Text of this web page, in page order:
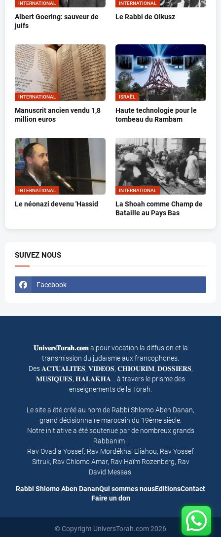
INTERNATIONAL
Albert Goering: sauveur de
juifs
INTERNATIONAL
Le Rabbi de Olkusz
INTERNATIONAL
Manuscrit ancien vendu 1,8
million euros
ISRAËL
Haute technologie pour le
tombeau du Rambam
INTERNATIONAL
Le néonazi devenu 'Hassid
INTERNATIONAL
La Shoah comme Champ de
Bataille au Pays Bas
SUIVEZ NOUS
Facebook
𝐔𝐧𝐢𝐯𝐞𝐫𝐬𝐓𝐨𝐫𝐚𝐡.𝐜𝐨𝐦a pour vocation la diffusion et la
transmission du judaïsme aux francophones.
Des 𝐀𝐂𝐓𝐔𝐀𝐋𝐈𝐓𝐄𝐒, 𝐕𝐈𝐃𝐄𝐎𝐒, 𝐂𝐇𝐈𝐎𝐔𝐑𝐈𝐌, 𝐃𝐎𝐒𝐒𝐈𝐄𝐑𝐒,
𝐌𝐔𝐒𝐈𝐐𝐔𝐄𝐒, 𝐇𝐀𝐋𝐀𝐊𝐇𝐀… à travers le prisme des
enseignements de la Torah.
Le site a été créé au nom de Rabbi Shlomo Aben Danan,
grand décisionnaire marocain du 19ème siècle.
Notre initiative a été soutenue par de nombreux grands
Rabbanim :
Rav Ovadia Yossef, Rav Mordékhaï Eliahou, Rav Yossef
Sitruk, Rav Chlomo Amar, Rav Haïm Rozenberg, Rav
David Messas.
Rabbi Shlomo Aben DananQui sommes nousEditionsContact
Faire un don
© Copyright UniversTorah.com 2026